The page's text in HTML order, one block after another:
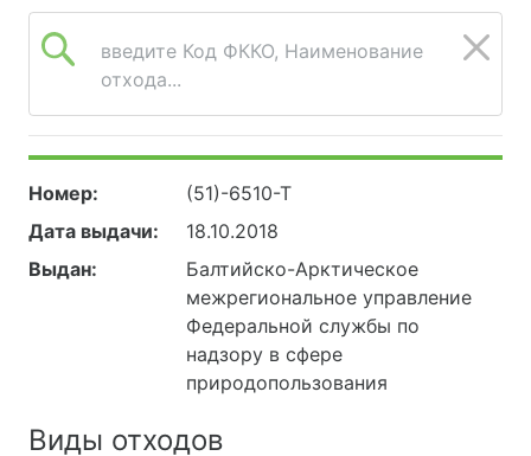
введите Код ФККО, Наименование
отхода...
Номер:
(51)-6510-Т
Дата выдачи:
18.10.2018
Выдан:
Балтийско-Арктическое
межрегиональное управление
Федеральной службы по
надзору в сфере
природопользования
Виды отходов